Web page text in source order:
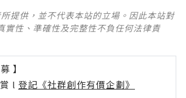
提供，並不代表本站的立場。因此本站對
實性、準確性及完整性不負任何法律責
】
l 登記《社群創作有價企劃》